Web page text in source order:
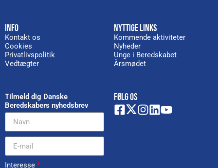
INFO
Kontakt os
Cookies
Privatlivspolitik
Vedtægter
NYTTIGE LINKS
Kommende aktiviteter
Nyheder
Unge i Beredskabet
Årsmødet
Tilmeld dig Danske
Beredskabers nyhedsbrev
Interesse *
FØLG OS